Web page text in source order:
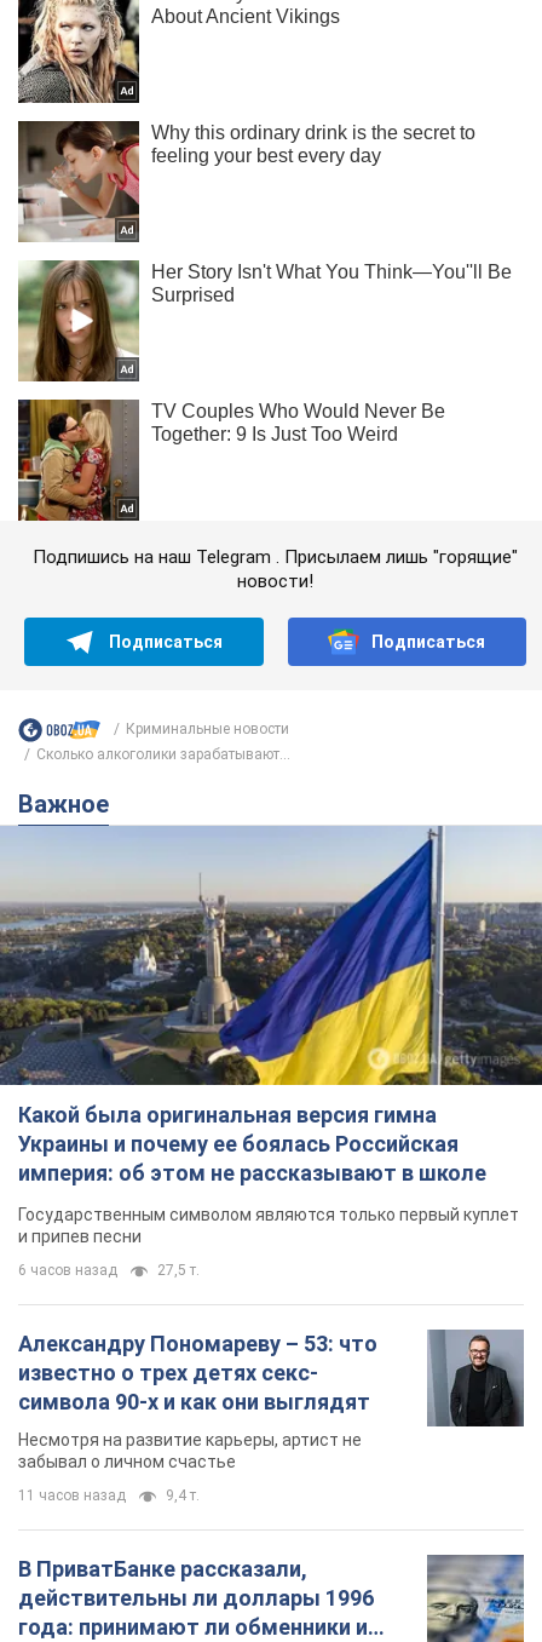
Подпишись на наш Telegram . Присылаем лишь "горящие"
новости!
Подписаться Подписаться
Криминальные новости
Сколько алкоголики зарабатывают...
Важное
Какой была оригинальная версия гимна
Украины и почему ее боялась Российская
империя: об этом не рассказывают в школе
Государственным символом являются только первый куплет
и припев песни
6 часов назад 27,5 т.
Александру Пономареву – 53: что
известно о трех детях секс-
символа 90-х и как они выглядят
Несмотря на развитие карьеры, артист не
забывал о личном счастье
11 часов назад 9,4 т.
В ПриватБанке рассказали,
действительны ли доллары 1996
года: принимают ли обменники и